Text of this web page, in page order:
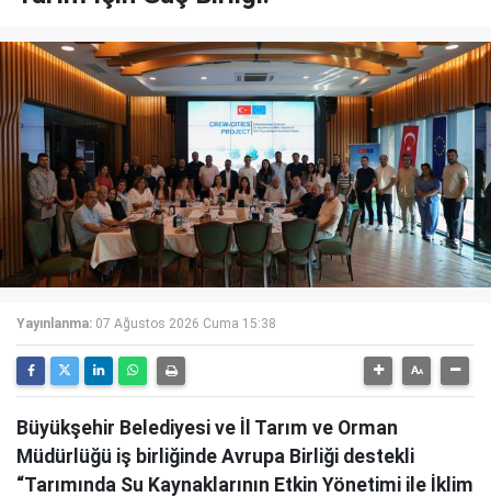
Yayınlanma: 07 Ağustos 2026 Cuma 15:38
Büyükşehir Belediyesi ve İl Tarım ve Orman
Müdürlüğü iş birliğinde Avrupa Birliği destekli
“Tarımında Su Kaynaklarının Etkin Yönetimi ile İklim